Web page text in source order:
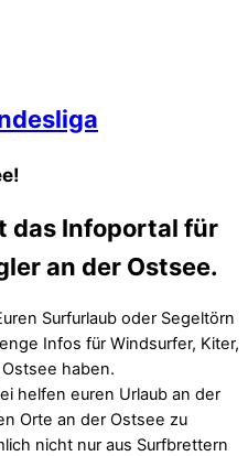
das Infoportal für
an der Ostsee.
Surfurlaub oder Segeltörn
Infos für Windsurfer, Kiter,
haben.
helfen euren Urlaub an der
Orte an der Ostsee zu
nicht nur aus Surfbrettern